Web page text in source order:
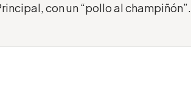
con un “pollo al champiñón”.